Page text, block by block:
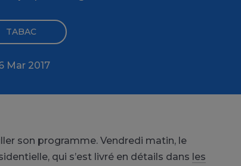
TABAC
Mar 2017
son programme. Vendredi matin, le
qui s’est livré en détails dans les